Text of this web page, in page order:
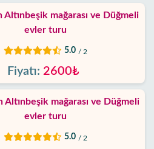
Altınbeşik mağarası ve Düğmeli
evler turu
5.0 / 2
Fiyatı: 2600₺
Altınbeşik mağarası ve Düğmeli
evler turu
5.0 / 2